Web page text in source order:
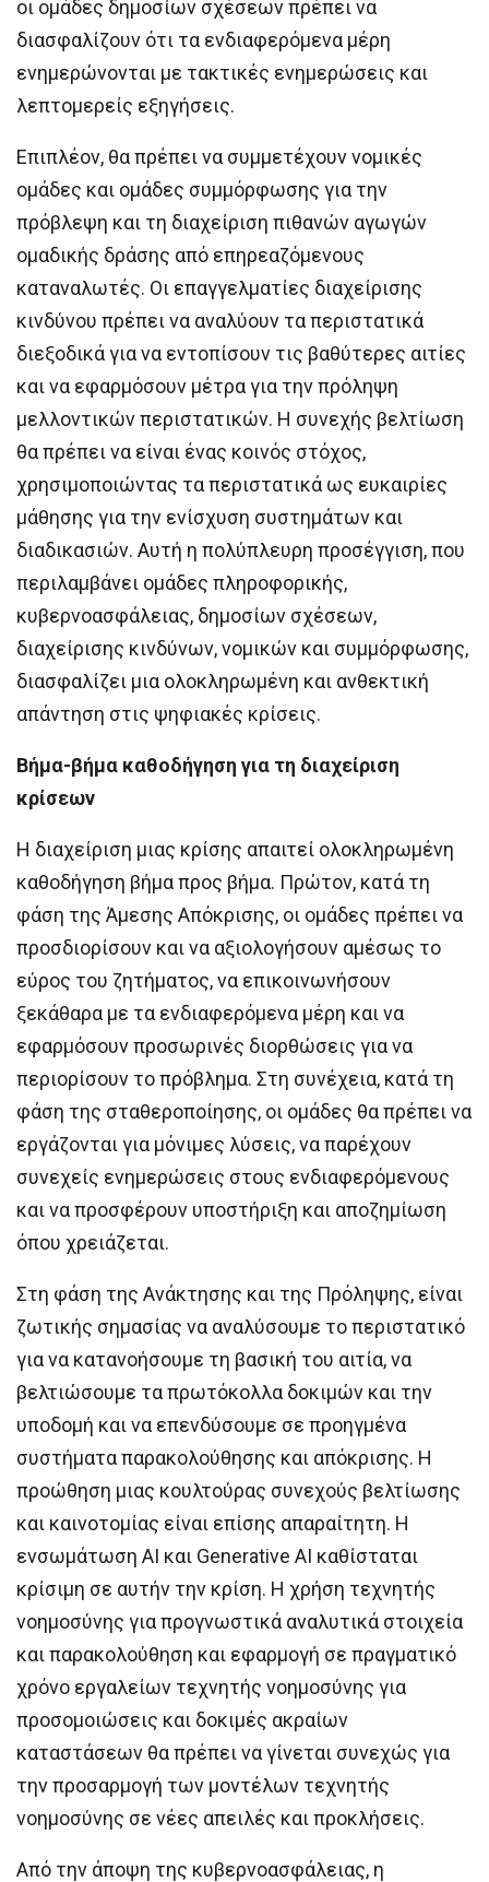
οι ομάδες δημοσίων σχέσεων πρέπει να
διασφαλίζουν ότι τα ενδιαφερόμενα μέρη
ενημερώνονται με τακτικές ενημερώσεις και
λεπτομερείς εξηγήσεις.
Επιπλέον, θα πρέπει να συμμετέχουν νομικές
ομάδες και ομάδες συμμόρφωσης για την
πρόβλεψη και τη διαχείριση πιθανών αγωγών
ομαδικής δράσης από επηρεαζόμενους
καταναλωτές. Οι επαγγελματίες διαχείρισης
κινδύνου πρέπει να αναλύουν τα περιστατικά
διεξοδικά για να εντοπίσουν τις βαθύτερες αιτίες
και να εφαρμόσουν μέτρα για την πρόληψη
μελλοντικών περιστατικών. Η συνεχής βελτίωση
θα πρέπει να είναι ένας κοινός στόχος,
χρησιμοποιώντας τα περιστατικά ως ευκαιρίες
μάθησης για την ενίσχυση συστημάτων και
διαδικασιών. Αυτή η πολύπλευρη προσέγγιση, που
περιλαμβάνει ομάδες πληροφορικής,
κυβερνοασφάλειας, δημοσίων σχέσεων,
διαχείρισης κινδύνων, νομικών και συμμόρφωσης,
διασφαλίζει μια ολοκληρωμένη και ανθεκτική
απάντηση στις ψηφιακές κρίσεις.
Βήμα-βήμα καθοδήγηση για τη διαχείριση
κρίσεων
Η διαχείριση μιας κρίσης απαιτεί ολοκληρωμένη
καθοδήγηση βήμα προς βήμα. Πρώτον, κατά τη
φάση της Άμεσης Απόκρισης, οι ομάδες πρέπει να
προσδιορίσουν και να αξιολογήσουν αμέσως το
εύρος του ζητήματος, να επικοινωνήσουν
ξεκάθαρα με τα ενδιαφερόμενα μέρη και να
εφαρμόσουν προσωρινές διορθώσεις για να
περιορίσουν το πρόβλημα. Στη συνέχεια, κατά τη
φάση της σταθεροποίησης, οι ομάδες θα πρέπει να
εργάζονται για μόνιμες λύσεις, να παρέχουν
συνεχείς ενημερώσεις στους ενδιαφερόμενους
και να προσφέρουν υποστήριξη και αποζημίωση
όπου χρειάζεται.
Στη φάση της Ανάκτησης και της Πρόληψης, είναι
ζωτικής σημασίας να αναλύσουμε το περιστατικό
για να κατανοήσουμε τη βασική του αιτία, να
βελτιώσουμε τα πρωτόκολλα δοκιμών και την
υποδομή και να επενδύσουμε σε προηγμένα
συστήματα παρακολούθησης και απόκρισης. Η
προώθηση μιας κουλτούρας συνεχούς βελτίωσης
και καινοτομίας είναι επίσης απαραίτητη. Η
ενσωμάτωση AI και Generative AI καθίσταται
κρίσιμη σε αυτήν την κρίση. Η χρήση τεχνητής
νοημοσύνης για προγνωστικά αναλυτικά στοιχεία
και παρακολούθηση και εφαρμογή σε πραγματικό
χρόνο εργαλείων τεχνητής νοημοσύνης για
προσομοιώσεις και δοκιμές ακραίων
καταστάσεων θα πρέπει να γίνεται συνεχώς για
την προσαρμογή των μοντέλων τεχνητής
νοημοσύνης σε νέες απειλές και προκλήσεις.
Από την άποψη της κυβερνοασφάλειας, η